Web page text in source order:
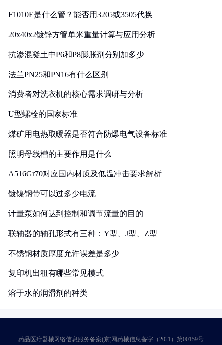
F1010E是什么管？能否用3205或3505代换
20x40x2镀锌方管单米重量计算与应用分析
抗渗混凝土中P6和P8膨胀剂分别加多少
法兰PN25和PN16有什么区别
消费者对洗衣机的核心需求调研与分析
U型螺栓的国家标准
煤矿用电热取暖器是否符合防爆电气设备标准
照明母线槽的主要作用是什么
A516Gr70对应国内材质及低温冲击要求解析
镀镍钢带可以过多少电流
计量泵如何达到控制和调节流量的目的
联轴器的轴孔形式有三种：Y型、J型、Z型
不锈钢材质厚度允许误差是多少
复印机出租有哪些常见模式
溶于水的润滑剂的种类
药品医疗器械网络信息服务备案(京)网药械信息备字（2021）第00159号